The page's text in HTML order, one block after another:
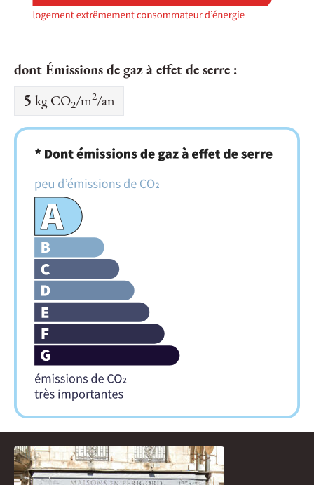
dont Émissions de gaz à effet de serre :
5 kg CO2/m2/an